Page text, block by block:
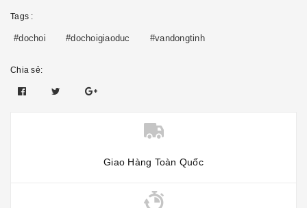
Tags :
#dochoi #dochoigiaoduc #vandongtinh
Chia sẻ:
Giao Hàng Toàn Quốc